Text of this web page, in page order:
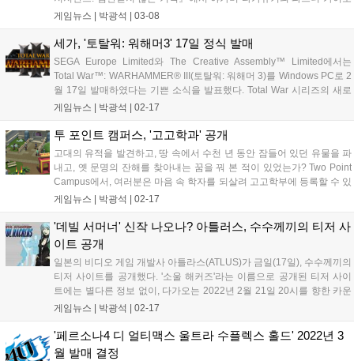
마사하루가 주인공인 추가 스토리를 즐길 수 있는 다운로드 콘텐츠
게임뉴스 | 박광석 03-08
세가, '토탈워: 워해머3' 17일 정식 발매
SEGA Europe Limited와 The Creative Assembly™ Limited에서는
Total War™: WARHAMMER® III(토탈워: 워해머 3)를 Windows PC로 2
월 17일 발매하였다는 기쁜 소식을 발표했다. Total War 시리즈의 새로
운 발전을 이끌어 냈을 뿐만 아니라 엄청난 스케일도 자랑하는 게임,
게임뉴스 | 박광석 02-17
투 포인트 캠퍼스, '고고학과' 공개
고대의 유적을 발견하고, 땅 속에서 수천 년 동안 잠들어 있던 유물을 파
내고, 옛 문명의 잔해를 찾아내는 꿈을 꿔 본 적이 있었는가? Two Point
Campus에서, 여러분은 마음 속 학자를 되살려 고고학부에 등록할 수 있
다. 삽과 돋보기, 그리고 먼지떨이를 가지고 부와 명예를 거머쥘 수 있는
게임뉴스 | 박광석 02-17
'데빌 서머너' 신작 나오나? 아틀러스, 수수께끼의 티저 사
이트 공개
일본의 비디오 게임 개발사 아틀라스(ATLUS)가 금일(17일), 수수께끼의
티저 사이트를 공개했다. '소울 해커즈'라는 이름으로 공개된 티저 사이
트에는 별다른 정보 없이, 다가오는 2022년 2월 21일 20시를 향한 카운
트 다운 표시만 노출되고 있을 뿐이다. 현재 뚜렷하게 밝혀진 정보는 없
게임뉴스 | 박광석 02-17
'페르소나4 디 얼티맥스 울트라 수플렉스 홀드' 2022년 3
월 발매 결정